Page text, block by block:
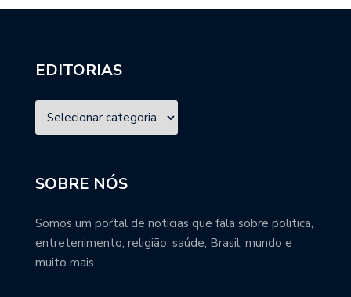
EDITORIAS
SOBRE NÓS
Somos um portal de noticias que fala sobre politica,
entretenimento, religião, saúde, Brasil, mundo e
muito mais.